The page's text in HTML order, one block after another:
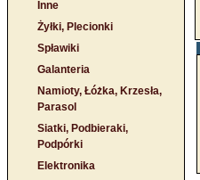
Inne
Żyłki, Plecionki
Spławiki
Galanteria
Namioty, Łóżka, Krzesła,
Parasol
Siatki, Podbieraki,
Podpórki
Elektronika